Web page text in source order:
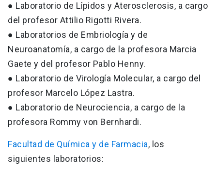
● Laboratorio de Lípidos y Aterosclerosis, a cargo
del profesor Attilio Rigotti Rivera.
● Laboratorios de Embriología y de
Neuroanatomía, a cargo de la profesora Marcia
Gaete y del profesor Pablo Henny.
● Laboratorio de Virología Molecular, a cargo del
profesor Marcelo López Lastra.
● Laboratorio de Neurociencia, a cargo de la
profesora Rommy von Bernhardi.
Facultad de Química y de Farmacia, los
siguientes laboratorios: